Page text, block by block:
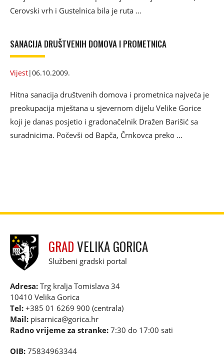
Cerovski vrh i Gustelnica bila je ruta …
SANACIJA DRUŠTVENIH DOMOVA I PROMETNICA
Vijest|06.10.2009.
Hitna sanacija društvenih domova i prometnica najveća je
preokupacija mještana u sjevernom dijelu Velike Gorice
koji je danas posjetio i gradonačelnik Dražen Barišić sa
suradnicima. Počevši od Bapča, Črnkovca preko …
GRADVELIKA GORICA
Službeni gradski portal
Adresa: Trg kralja Tomislava 34
10410 Velika Gorica
Tel: +385 01 6269 900 (centrala)
Mail: pisarnica@gorica.hr
Radno vrijeme za stranke: 7:30 do 17:00 sati
OIB: 75834963344